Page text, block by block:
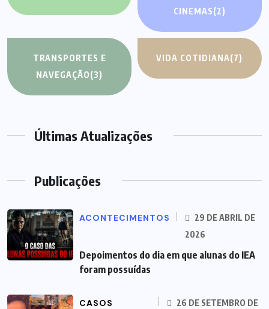
CINEMAS(2)
TRANSPORTES E
NAVEGAÇÃO(3)
VIDA COTIDIANA(7)
Últimas Atualizações
Publicações
ACONTECIMENTOS
29 DE ABRIL DE
2026
Depoimentos do dia em que alunas do IEA
foram possuídas
CASOS
26 DE SETEMBRO DE